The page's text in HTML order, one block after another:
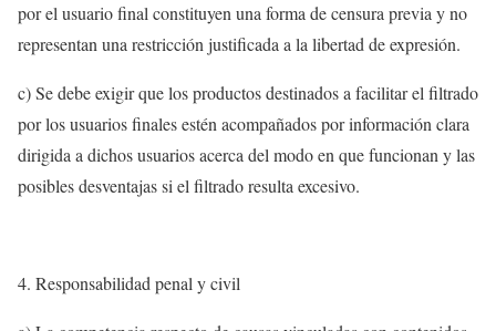
por el usuario final constituyen una forma de censura previa y no
representan una restricción justificada a la libertad de expresión.
c) Se debe exigir que los productos destinados a facilitar el filtrado
por los usuarios finales estén acompañados por información clara
dirigida a dichos usuarios acerca del modo en que funcionan y las
posibles desventajas si el filtrado resulta excesivo.
Responsabilidad penal y civil